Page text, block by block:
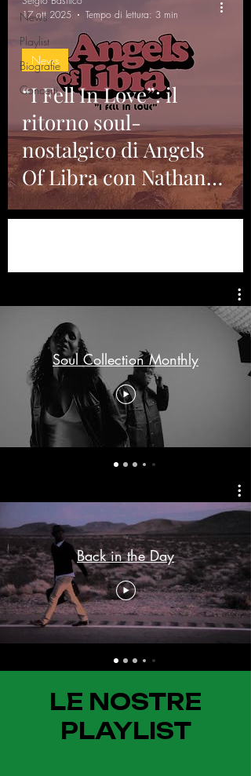
News
Playlist
Biografie
Concerti
“I Fell In Love”: il
ritorno soul-
nostalgico di Angels
Of Libra con Nathan
Johnston
News
17 ott 2025
Tempo di lettura: 3 min
Soul Collection Monthly
Back in the Day
LE NOSTRE
PLAYLIST